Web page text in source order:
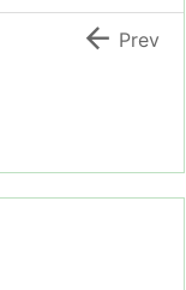
 Prev